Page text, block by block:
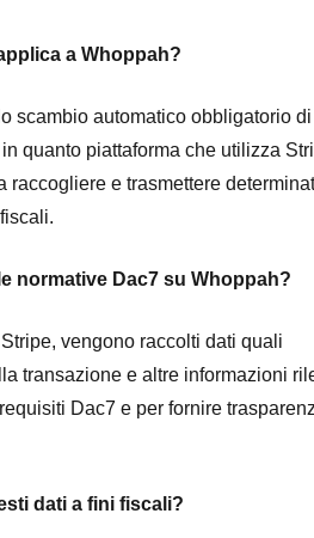
a Whoppah?
scambio automatico obbligatorio di
quanto piattaforma che utilizza
raccogliere e trasmettere
normative Dac7 su Whoppah?
vengono raccolti dati quali
transazione e altre informazioni
Dac7 e per fornire
dati a fini fiscali?